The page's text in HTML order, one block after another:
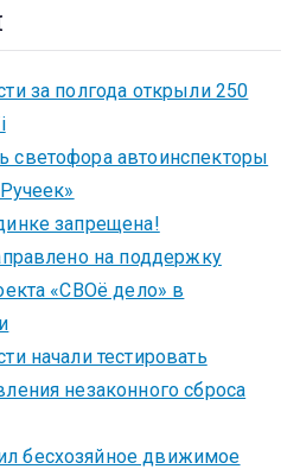
за полгода открыли 250
автоинспекторы
запрещена!
на поддержку
«СВОё дело» в
начали тестировать
незаконного сброса
бесхозяйное движимое